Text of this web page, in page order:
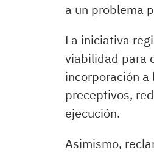
a un problema
La iniciativa
viabilidad para
incorporación a
preceptivos,
ejecución.
Asimismo,